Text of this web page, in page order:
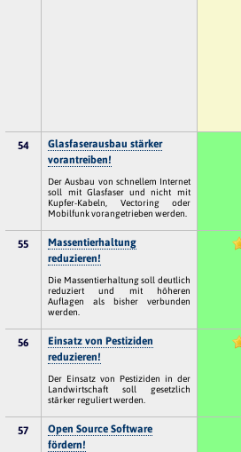
54
Glasfaserausbau stärker
vorantreiben!
Der Ausbau von schnellem Internet
soll mit Glasfaser und nicht mit
Kupfer-Kabeln, Vectoring oder
Mobilfunk vorangetrieben werden.
55
Massentierhaltung
reduzieren!
Die Massentierhaltung soll deutlich
reduziert und mit höheren
Auflagen als bisher verbunden
werden.
56
Einsatz von Pestiziden
reduzieren!
Der Einsatz von Pestiziden in der
Landwirtschaft soll gesetzlich
stärker reguliert werden.
57
Open Source Software
fördern!